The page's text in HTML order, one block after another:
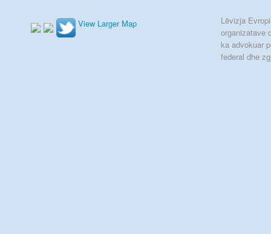
View Larger Map
Lëvizja
organizatave
ka advokuar
federal dhe